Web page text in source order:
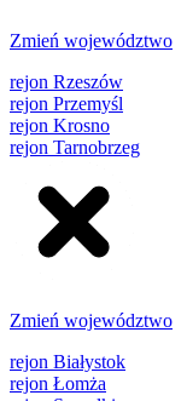
Zmień województwo
rejon Rzeszów
rejon Przemyśl
rejon Krosno
rejon Tarnobrzeg
Zmień województwo
rejon Białystok
rejon Łomża